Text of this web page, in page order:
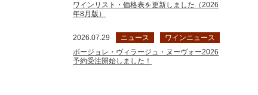
ワインリスト・価格表を更新しました（2026
年8月版）
2026.07.29 ニュース
ワインニュース
ボージョレ・ヴィラージュ・ヌーヴォー2026
予約受注開始しました！